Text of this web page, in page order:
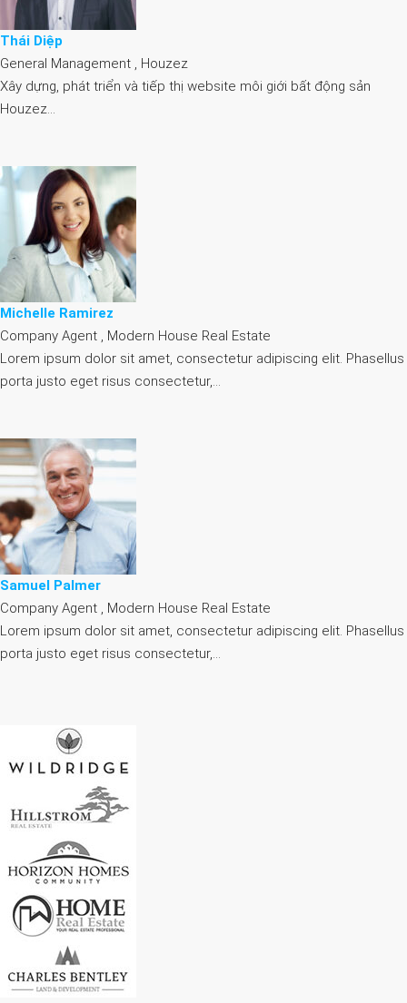
Thái Diệp
General Management , Houzez
Xây dựng, phát triển và tiếp thị website môi giới bất động sản
Houzez…
Michelle Ramirez
Company Agent , Modern House Real Estate
Lorem ipsum dolor sit amet, consectetur adipiscing elit. Phasellus
porta justo eget risus consectetur,…
Samuel Palmer
Company Agent , Modern House Real Estate
Lorem ipsum dolor sit amet, consectetur adipiscing elit. Phasellus
porta justo eget risus consectetur,…